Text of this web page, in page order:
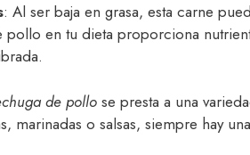
: Al ser baja en grasa, esta carne
en tu dieta proporciona
de pollo se presta a una
marinadas o salsas, siempre hay